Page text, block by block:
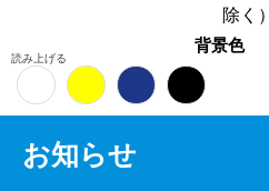
除く）
読み上げる
背景色
お知らせ